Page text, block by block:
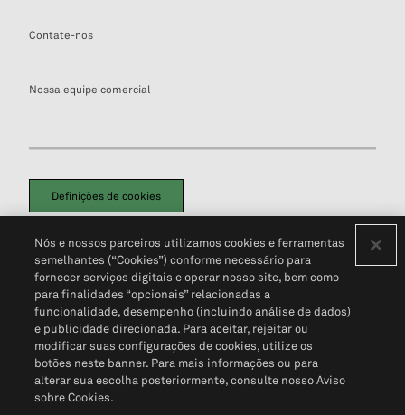
Contate-nos
Nossa equipe comercial
Definições de cookies
Política de PrivacidadePortal de privacidade do cliente (em inglês)
Não Venda Minhas Informações Pessoais© 2026 S&P Global
Nós e nossos parceiros utilizamos cookies e ferramentas
semelhantes (“Cookies”) conforme necessário para
fornecer serviços digitais e operar nosso site, bem como
para finalidades “opcionais” relacionadas a
funcionalidade, desempenho (incluindo análise de dados)
e publicidade direcionada. Para aceitar, rejeitar ou
modificar suas configurações de cookies, utilize os
botões neste banner. Para mais informações ou para
alterar sua escolha posteriormente, consulte nosso Aviso
sobre Cookies.